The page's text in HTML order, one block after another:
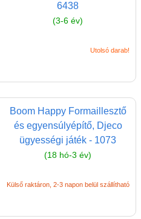
6438
(3-6 év)
Utolsó darab!
Boom Happy Formaillesztő
és egyensúlyépítő, Djeco
ügyességi játék - 1073
(18 hó-3 év)
Külső raktáron, 2-3 napon belül szállítható
Szállítási költség 1490 Ft-tól,
de akár INGYEN!
1-3 munkanapos kiszállítás
kedvezmény